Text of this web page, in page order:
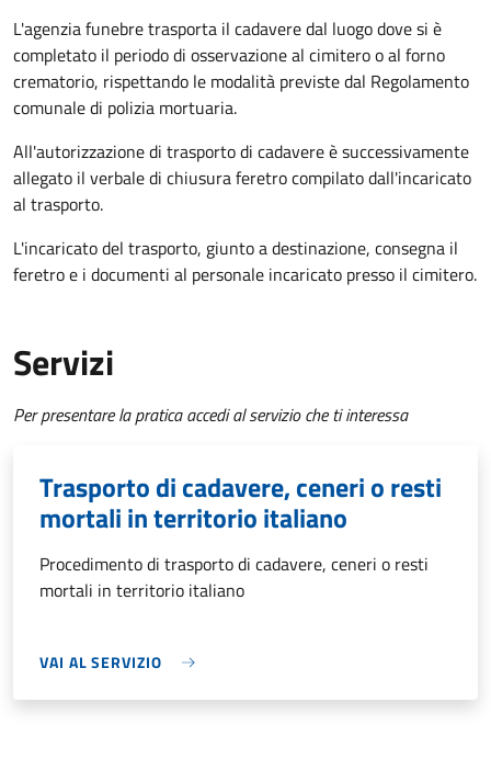
L'agenzia funebre trasporta il cadavere dal luogo dove si è
completato il periodo di osservazione al cimitero o al forno
crematorio, rispettando le modalità previste dal Regolamento
comunale di polizia mortuaria.
All'autorizzazione di trasporto di cadavere è successivamente
allegato il verbale di chiusura feretro compilato dall'incaricato
al trasporto.
L'incaricato del trasporto, giunto a destinazione, consegna il
feretro e i documenti al personale incaricato presso il cimitero.
Servizi
Per presentare la pratica accedi al servizio che ti interessa
Trasporto di cadavere, ceneri o resti
mortali in territorio italiano
Procedimento di trasporto di cadavere, ceneri o resti
mortali in territorio italiano
VAI AL SERVIZIO